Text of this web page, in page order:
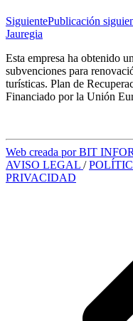
SiguientePublicación
Jauregia
Esta empresa ha obtenido
subvenciones para
turísticas. Plan de
Financiado por la Unión
Web creada por BIT
AVISO LEGAL /
PRIVACIDAD